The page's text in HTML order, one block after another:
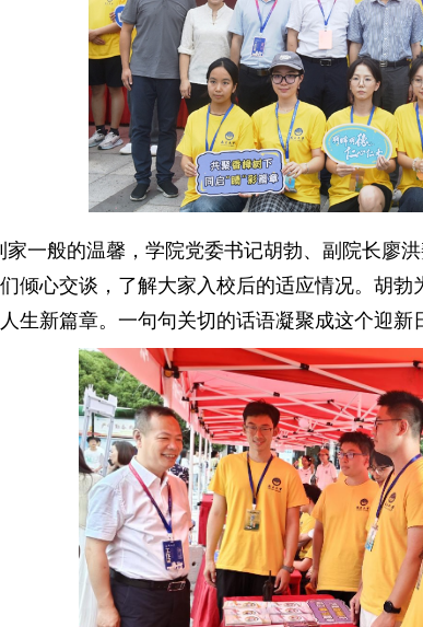
一般的温馨，学院党委书记胡勃、副院长廖
倾心交谈，了解大家入校后的适应情况。胡
生新篇章。一句句关切的话语凝聚成这个迎